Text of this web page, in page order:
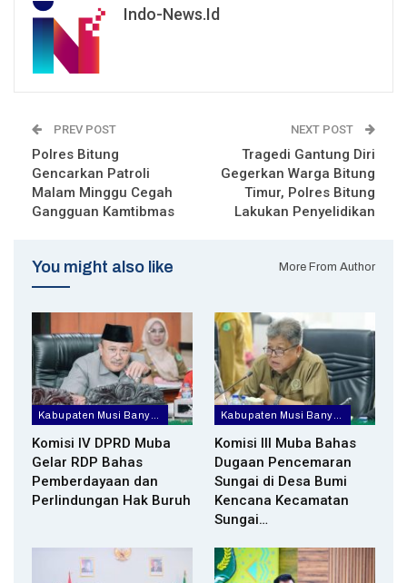
Indo-News.id
PREV POST
Polres Bitung
Gencarkan Patroli
Malam Minggu Cegah
Gangguan Kamtibmas
NEXT POST
Tragedi Gantung Diri
Gegerkan Warga Bitung
Timur, Polres Bitung
Lakukan Penyelidikan
You might also like More From Author
Komisi IV DPRD Muba
Gelar RDP Bahas
Pemberdayaan dan
Perlindungan Hak Buruh
Komisi III Muba Bahas
Dugaan Pencemaran
Sungai di Desa Bumi
Kencana Kecamatan
Sungai…